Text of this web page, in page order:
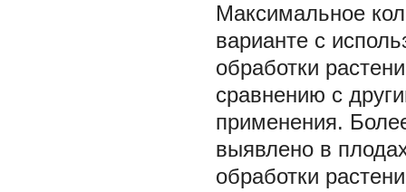
Максимальное
варианте с
обработки
сравнению с
применения.
выявлено в
обработки